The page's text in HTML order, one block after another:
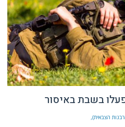
בשבת באיסור
הצבאית)